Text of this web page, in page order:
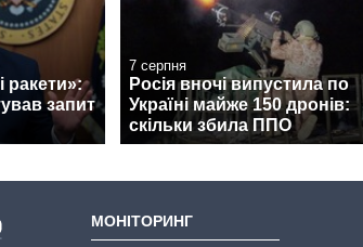
ракети»:
запит
7 серпня
Росія вночі випустила по
Україні майже 150 дронів:
скільки збила ППО
МОНІТОРИНГ